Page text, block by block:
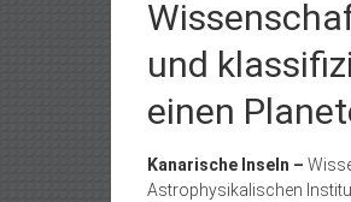
und
einen
Kanarische Inseln –
Astrophysikalischen